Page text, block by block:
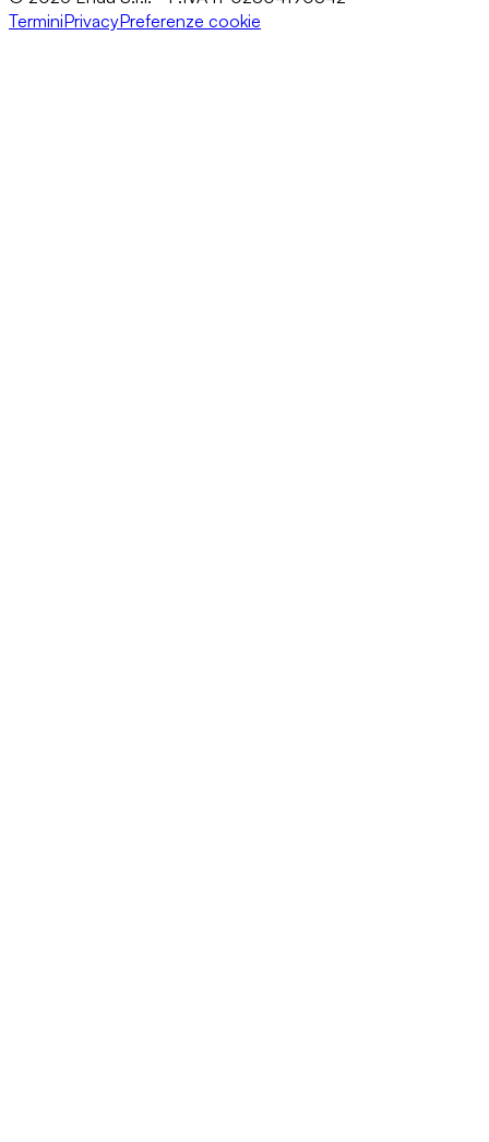
TerminiPrivacyPreferenze cookie